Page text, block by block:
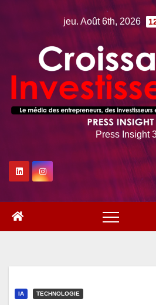
jeu. Août 6th, 2026
Press Insight
IA TECHNOLOGIE